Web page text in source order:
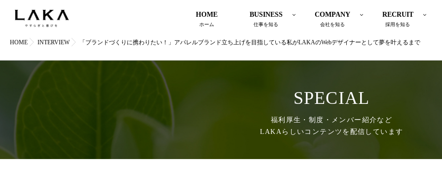
HOME
ホーム
BUSINESS
仕事を知る
COMPANY
会社を知る
RECRUIT
採用を知る
HOME INTERVIEW 「ブランドづくりに携わりたい！」アパレルブランド立ち上げを目指している私がLAKAのWebデザイナーとして夢を叶えるまで
SPECIAL
福利厚生・制度・メンバー紹介など
LAKAらしいコンテンツを配信しています